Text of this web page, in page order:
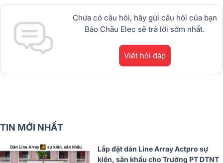
Chưa có câu hỏi, hãy gửi câu hỏi của bạn
Bảo Châu Elec sẽ trả lời sớm nhất.
Viết hỏi đáp
TIN MỚI NHẤT
Lắp đặt dàn Line Array Actpro sự
kiện, sân khấu cho Trường PT DTNT